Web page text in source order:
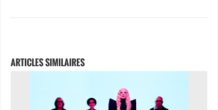
ARTICLES SIMILAIRES